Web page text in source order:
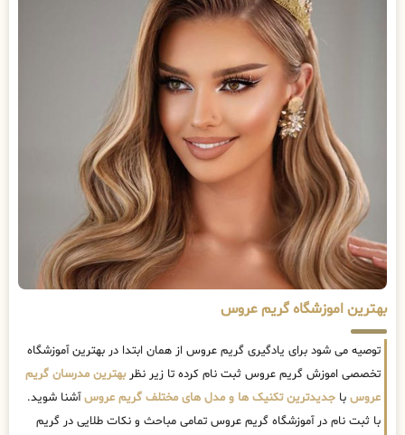
بهترین اموزشگاه گریم عروس
توصیه می شود برای یادگیری گریم عروس از همان ابتدا در بهترین آموزشگاه
تخصصی اموزش گریم عروس ثبت نام کرده تا زیر نظربهترین مدرسان گریم
عروس با جدیدترین تکنیک ها و مدل های مختلف گریم عروسآشنا شوید.
با ثبت نام در آموزشگاه گریم عروس تمامی مباحث و نکات طلایی در گریم